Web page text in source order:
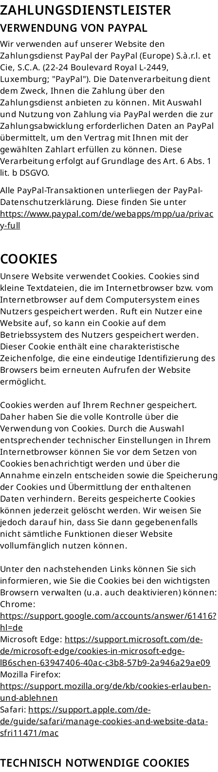
ZAHLUNGSDIENSTLEISTER
VERWENDUNG VON PAYPAL
Wir verwenden auf unserer Website den
Zahlungsdienst PayPal der PayPal (Europe) S.à.r.l. et
Cie, S.C.A. (22-24 Boulevard Royal L-2449,
Luxemburg; "PayPal"). Die Datenverarbeitung dient
dem Zweck, Ihnen die Zahlung über den
Zahlungsdienst anbieten zu können. Mit Auswahl
und Nutzung von Zahlung via PayPal werden die zur
Zahlungsabwicklung erforderlichen Daten an PayPal
übermittelt, um den Vertrag mit Ihnen mit der
gewählten Zahlart erfüllen zu können. Diese
Verarbeitung erfolgt auf Grundlage des Art. 6 Abs. 1
lit. b DSGVO.
Alle PayPal-Transaktionen unterliegen der PayPal-
Datenschutzerklärung. Diese finden Sie unter
https://www.paypal.com/de/webapps/mpp/ua/privac
y-full
COOKIES
Unsere Website verwendet Cookies. Cookies sind
kleine Textdateien, die im Internetbrowser bzw. vom
Internetbrowser auf dem Computersystem eines
Nutzers gespeichert werden. Ruft ein Nutzer eine
Website auf, so kann ein Cookie auf dem
Betriebssystem des Nutzers gespeichert werden.
Dieser Cookie enthält eine charakteristische
Zeichenfolge, die eine eindeutige Identifizierung des
Browsers beim erneuten Aufrufen der Website
ermöglicht.
Cookies werden auf Ihrem Rechner gespeichert.
Daher haben Sie die volle Kontrolle über die
Verwendung von Cookies. Durch die Auswahl
entsprechender technischer Einstellungen in Ihrem
Internetbrowser können Sie vor dem Setzen von
Cookies benachrichtigt werden und über die
Annahme einzeln entscheiden sowie die Speicherung
der Cookies und Übermittlung der enthaltenen
Daten verhindern. Bereits gespeicherte Cookies
können jederzeit gelöscht werden. Wir weisen Sie
jedoch darauf hin, dass Sie dann gegebenenfalls
nicht sämtliche Funktionen dieser Website
vollumfänglich nutzen können.
Unter den nachstehenden Links können Sie sich
informieren, wie Sie die Cookies bei den wichtigsten
Browsern verwalten (u.a. auch deaktivieren) können:
Chrome:
https://support.google.com/accounts/answer/61416?
hl=de
Microsoft Edge: https://support.microsoft.com/de-
de/microsoft-edge/cookies-in-microsoft-edge-
lB6schen-63947406-40ac-c3b8-57b9-2a946a29ae09
Mozilla Firefox:
https://support.mozilla.org/de/kb/cookies-erlauben-
und-ablehnen
Safari: https://support.apple.com/de-
de/guide/safari/manage-cookies-and-website-data-
sfri11471/mac
TECHNISCH NOTWENDIGE COOKIES